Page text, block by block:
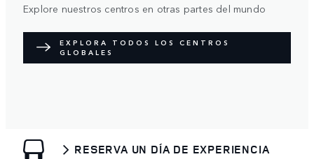
Explore nuestros centros en otras partes del mundo
EXPLORA TODOS LOS CENTROS
GLOBALES
RESERVA UN DÍA DE EXPERIENCIA